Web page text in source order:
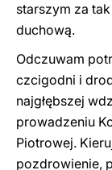
starszym za
duchową.
Odczuwam
czcigodni i
najgłębszej
prowadzeniu
Piotrowej.
pozdrowienie,